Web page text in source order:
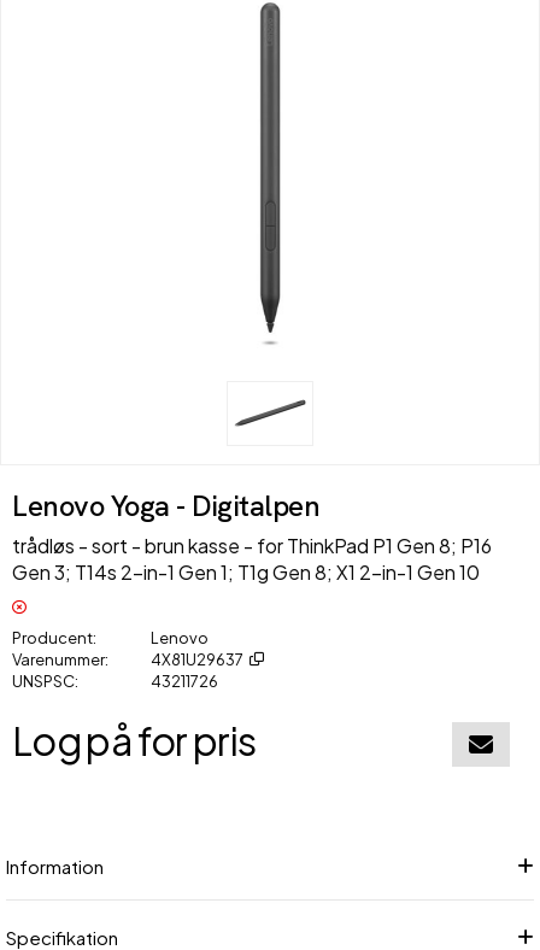
Lenovo Yoga - Digitalpen
trådløs - sort - brun kasse - for ThinkPad P1 Gen 8; P16
Gen 3; T14s 2-in-1 Gen 1; T1g Gen 8; X1 2-in-1 Gen 10
Producent
Lenovo
Varenummer
4X81U29637
UNSPSC
43211726
Log på for pris Føj til
Information
Specifikation